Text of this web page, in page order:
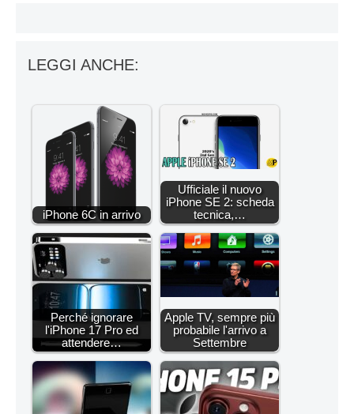
LEGGI ANCHE:
iPhone 6C in arrivo
Ufficiale il nuovo
iPhone SE 2: scheda
tecnica,…
Perché ignorare
l'iPhone 17 Pro ed
attendere…
Apple TV, sempre più
probabile l'arrivo a
Settembre